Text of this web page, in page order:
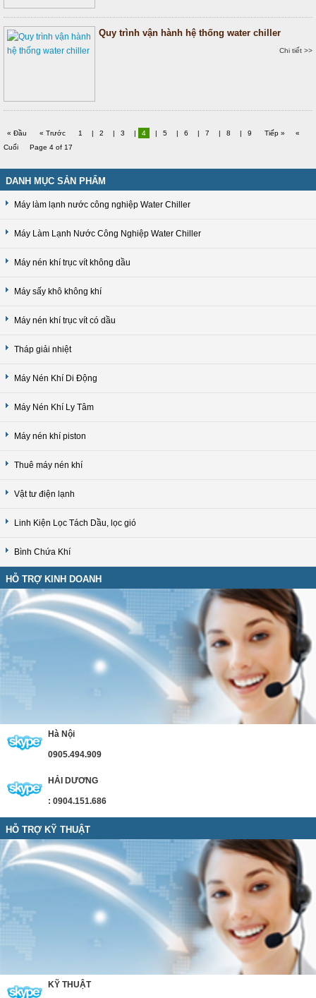
Quy trình vận hành hệ thống water chiller
Chi tiết >>
« Đầu « Trước 1 | 2 | 3 | 4 | 5 | 6 | 7 | 8 | 9 Tiếp »
«
Cuối
Page 4 of 17
DANH MỤC SẢN PHẨM
Máy làm lạnh nước công nghiệp Water Chiller
Máy Làm Lạnh Nước Công Nghiệp Water Chiller
Máy nén khí trục vít không dầu
Máy sấy khô không khí
Máy nén khí trục vít có dầu
Tháp giải nhiệt
Máy Nén Khí Di Động
Máy Nén Khí Ly Tâm
Máy nén khí piston
Thuê máy nén khí
Vật tư điện lạnh
Linh Kiện Lọc Tách Dầu, lọc gió
Bình Chứa Khí
HỖ TRỢ KINH DOANH
Hà Nội
0905.494.909
HẢI DƯƠNG
: 0904.151.686
HỖ TRỢ KỸ THUẬT
KỸ THUẬT